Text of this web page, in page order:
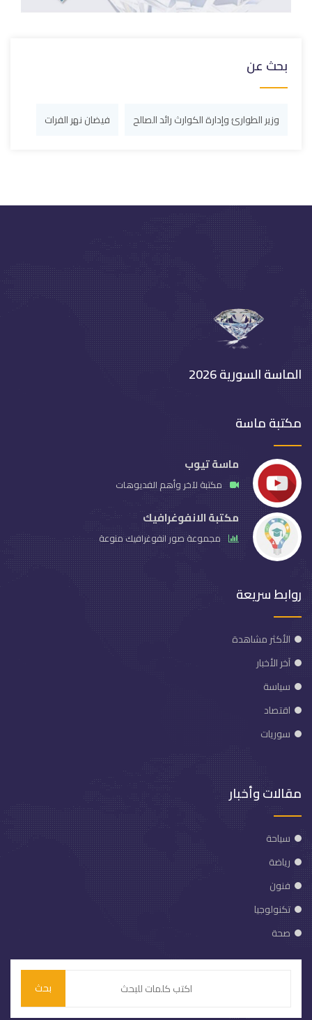
بحث عن
وزير الطوارئ وإدارة الكوارث رائد الصالح فيضان نهر الفرات
الماسة السورية 2026
مكتبة ماسة
ماسة تيوب
مكتبة لآخر وأهم الفديوهات
مكتبة الانفوغرافيك
مجموعة صور انفوغرافيك منوعة
روابط سريعة
الأكثر مشاهدة
آخر الأخبار
سياسة
اقتصاد
سوريات
مقالات وأخبار
سياحة
رياضة
فنون
تكنولوجيا
صحة
بحث